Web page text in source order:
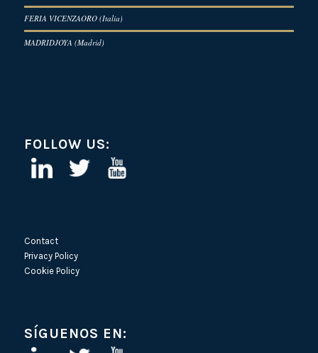
FERIA VICENZAORO (Italia)
MADRIDJOYA (Madrid)
FOLLOW US:
Contact
Privacy Policy
Cookie Policy
SÍGUENOS EN: